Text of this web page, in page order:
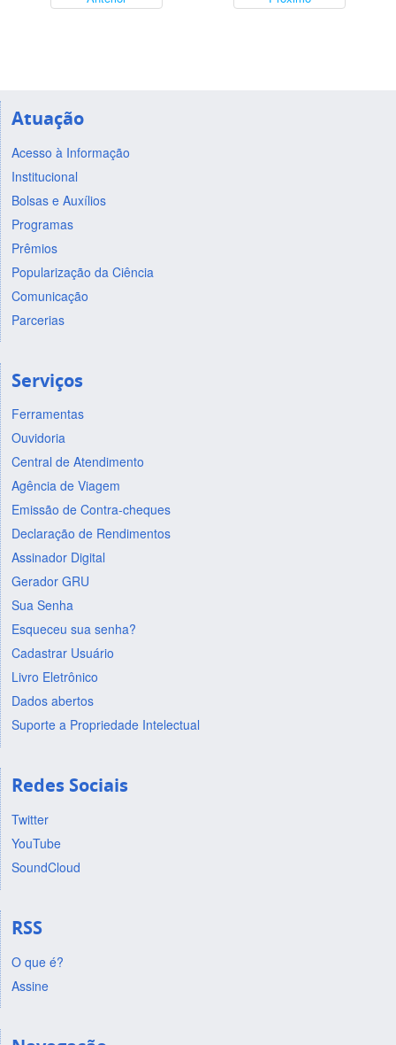
Atuação
Acesso à Informação
Institucional
Bolsas e Auxílios
Programas
Prêmios
Popularização da Ciência
Comunicação
Parcerias
Serviços
Ferramentas
Ouvidoria
Central de Atendimento
Agência de Viagem
Emissão de Contra-cheques
Declaração de Rendimentos
Assinador Digital
Gerador GRU
Sua Senha
Esqueceu sua senha?
Cadastrar Usuário
Livro Eletrônico
Dados abertos
Suporte a Propriedade Intelectual
Redes Sociais
Twitter
YouTube
SoundCloud
RSS
O que é?
Assine